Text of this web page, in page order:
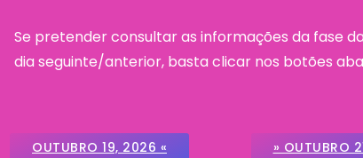
Se pretender consultar as informações da fase
dia seguinte/anterior, basta clicar nos botões
OUTUBRO 19, 2026 « » OUTUBRO